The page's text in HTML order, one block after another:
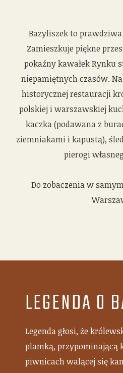
Bazyliszek to
Zamieszkuje piękne
pokaźny kawałek Rynku
niepamiętnych czasów.
historycznej restauracji
polskiej i warszawskiej
kaczka (podawana z
ziemniakami i kapustą),
pierogi
Do zobaczenia w
LEGENDA O
Legenda głosi, że
plamką, przypominającą
piwnicach walącej się